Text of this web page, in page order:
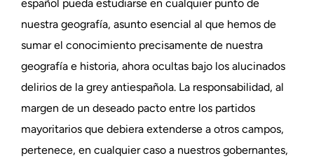
español pueda estudiarse en cualquier punto de
nuestra geografía, asunto esencial al que hemos de
sumar el conocimiento precisamente de nuestra
geografía e historia, ahora ocultas bajo los alucinados
delirios de la grey antiespañola. La responsabilidad, al
margen de un deseado pacto entre los partidos
mayoritarios que debiera extenderse a otros campos,
pertenece, en cualquier caso a nuestros gobernantes,